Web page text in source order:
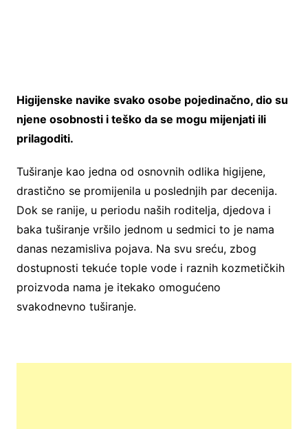
Higijenske navike svako osobe pojedinačno, dio su
njene osobnosti i teško da se mogu mijenjati ili
prilagoditi.
Tuširanje kao jedna od osnovnih odlika higijene,
drastično se promijenila u poslednjih par decenija.
Dok se ranije, u periodu naših roditelja, djedova i
baka tuširanje vršilo jednom u sedmici to je nama
danas nezamisliva pojava. Na svu sreću, zbog
dostupnosti tekuće tople vode i raznih kozmetičkih
proizvoda nama je itekako omogućeno
svakodnevno tuširanje.